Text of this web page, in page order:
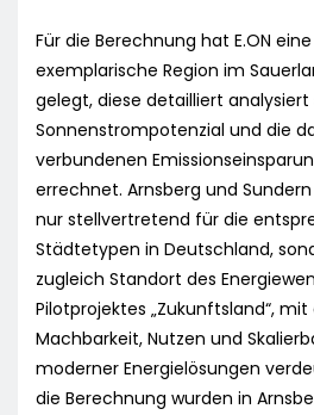
Für die Berechnung hat E.ON eine
exemplarische Region im
gelegt, diese detailliert analysiert
Sonnenstrompotenzial und die
verbundenen
errechnet. Arnsberg und
nur stellvertretend für die
Städtetypen in Deutschland,
zugleich Standort des
Pilotprojektes „Zukunftsland“, mit
Machbarkeit, Nutzen und
moderner Energielösungen
die Berechnung wurden in